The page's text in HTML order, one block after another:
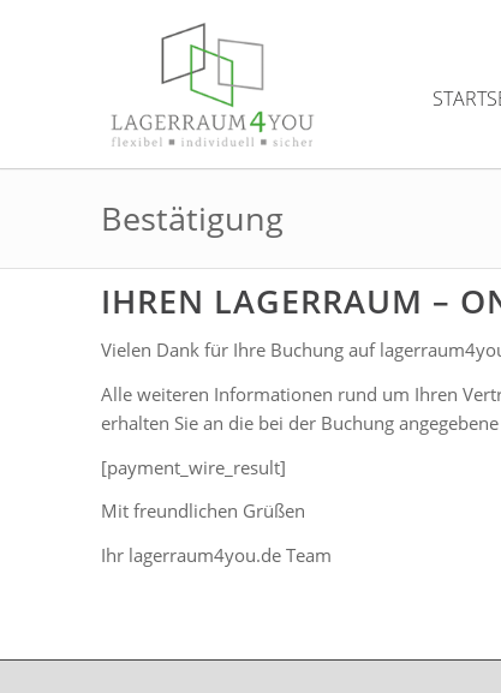
Bestätigung
IHREN LAGERRAUM –
Vielen Dank für Ihre Buchung auf
Alle weiteren Informationen rund um Ihren
erhalten Sie an die bei der Buchung
[payment_wire_result]
Mit freundlichen Grüßen
Ihr lagerraum4you.de Team